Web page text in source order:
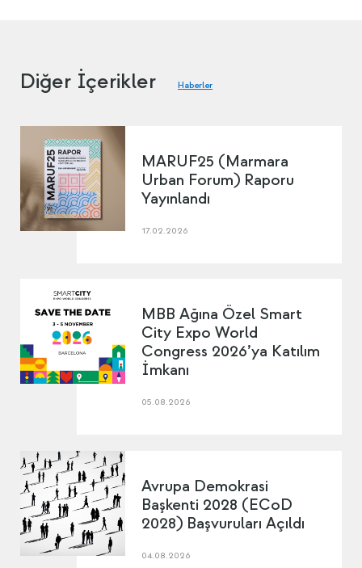
Diğer İçerikler Haberler
MARUF25 (Marmara
Urban Forum) Raporu
Yayınlandı
17.02.2026
MBB Ağına Özel Smart
City Expo World
Congress 2026’ya Katılım
İmkanı
05.08.2026
Avrupa Demokrasi
Başkenti 2028 (ECoD
2028) Başvuruları Açıldı
04.08.2026